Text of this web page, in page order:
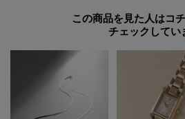
この商品を見た人はコ
チェックしてい